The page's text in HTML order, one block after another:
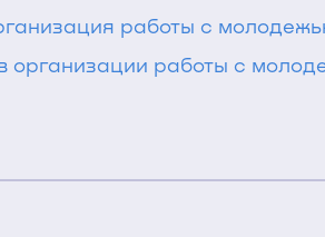
работы с
организации работы с